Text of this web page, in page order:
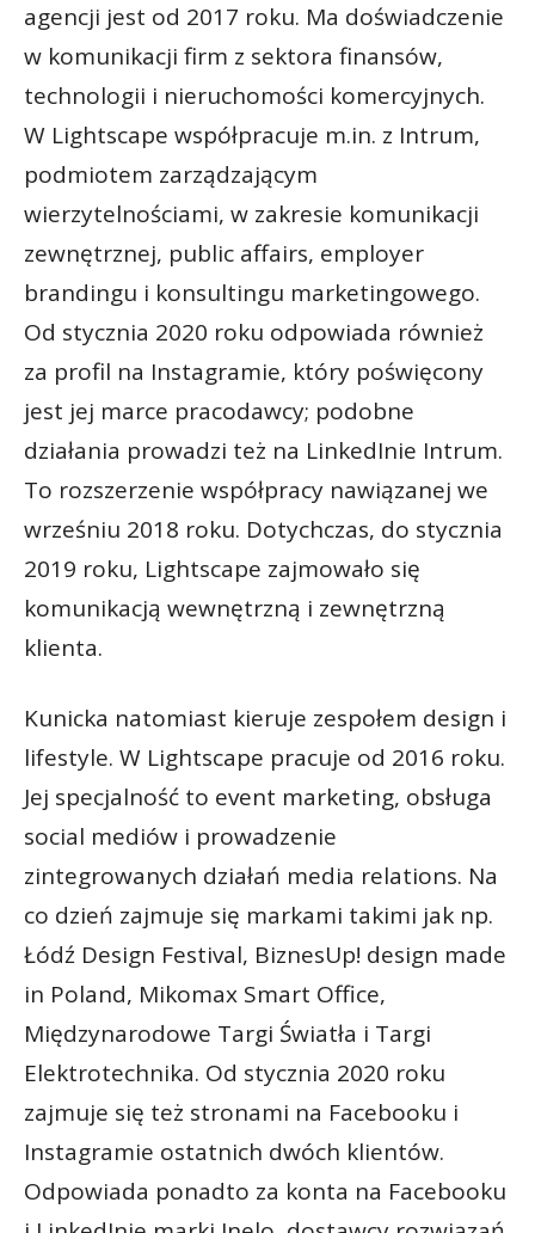
agencji jest od 2017 roku. Ma doświadczenie
w komunikacji firm z sektora finansów,
technologii i nieruchomości komercyjnych.
W Lightscape współpracuje m.in. z Intrum,
podmiotem zarządzającym
wierzytelnościami, w zakresie komunikacji
zewnętrznej, public affairs, employer
brandingu i konsultingu marketingowego.
Od stycznia 2020 roku odpowiada również
za profil na Instagramie, który poświęcony
jest jej marce pracodawcy; podobne
działania prowadzi też na LinkedInie Intrum.
To rozszerzenie współpracy nawiązanej we
wrześniu 2018 roku. Dotychczas, do stycznia
2019 roku, Lightscape zajmowało się
komunikacją wewnętrzną i zewnętrzną
klienta.
Kunicka natomiast kieruje zespołem design i
lifestyle. W Lightscape pracuje od 2016 roku.
Jej specjalność to event marketing, obsługa
social mediów i prowadzenie
zintegrowanych działań media relations. Na
co dzień zajmuje się markami takimi jak np.
Łódź Design Festival, BiznesUp! design made
in Poland, Mikomax Smart Office,
Międzynarodowe Targi Światła i Targi
Elektrotechnika. Od stycznia 2020 roku
zajmuje się też stronami na Facebooku i
Instagramie ostatnich dwóch klientów.
Odpowiada ponadto za konta na Facebooku